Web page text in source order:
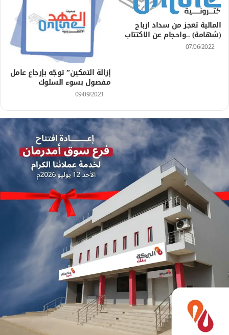
المالية تعجز من سداد ارباح
(شهامة) ..واحجام عن الاكتتاب
07/06/2022
إزالة التمكين” توجّه بإرجاع عامل
مفصول بسوء السلوك
09/09/2021